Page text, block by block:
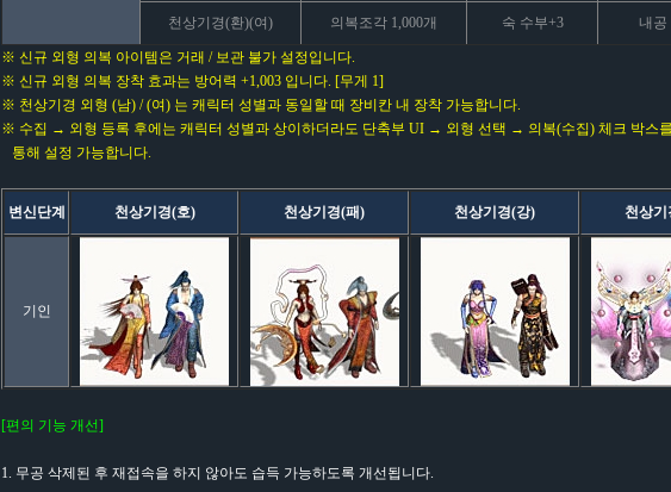
천상기경(환)(여) 의복조각 1,000개 숙 수부+3 내공
※ 신규 외형 의복 아이템은 거래 / 보관 불가 설정입니다.
※ 신규 외형 의복 장착 효과는 방어력 +1,003 입니다. [무게 1]
※ 천상기경 외형 (남) / (여) 는 캐릭터 성별과 동일할 때 장비칸 내 장착 가능합니다.
※ 수집 → 외형 등록 후에는 캐릭터 성별과 상이하더라도 단축부 UI → 외형 선택 → 의복(수집) 체크 박스를
통해 설정 가능합니다.
변신단계 천상기경(호) 천상기경(패) 천상기경(강) 천상기
기인
[편의 기능 개선]
1. 무공 삭제된 후 재접속을 하지 않아도 습득 가능하도록 개선됩니다.